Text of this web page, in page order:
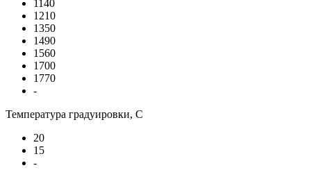
1140
1210
1350
1490
1560
1700
1770
-
Температура градуировки, С
20
15
-